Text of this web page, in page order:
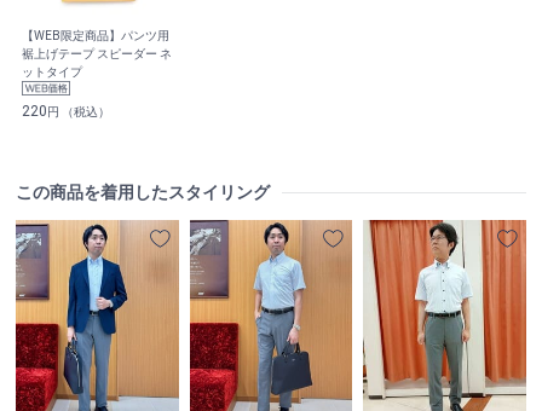
【WEB限定商品】パンツ用
裾上げテープ スピーダー ネ
ットタイプ
220円 （税込）
この商品を着用したスタイリング